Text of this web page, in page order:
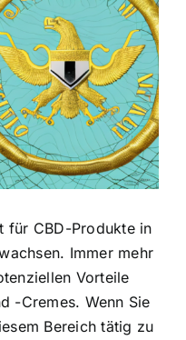
für CBD-Produkte in
Immer mehr
Vorteile
-Cremes. Wenn Sie
Bereich tätig zu